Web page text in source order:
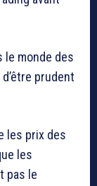
le monde des
prudent
les prix des
les
pas le